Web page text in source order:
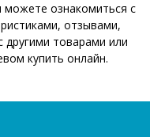
можете ознакомиться с
отзывами,
другими товарами или
купить онлайн.